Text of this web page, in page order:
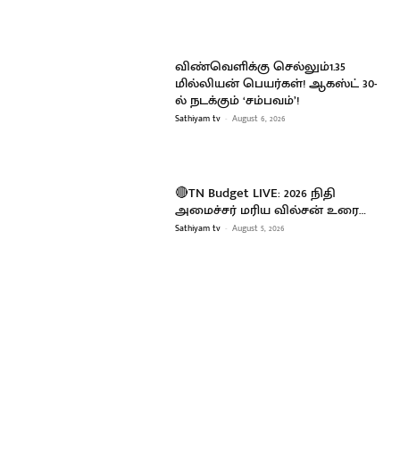
விண்வெளிக்கு செல்லும்1.35
மில்லியன் பெயர்கள்! ஆகஸ்ட் 30-
ல் நடக்கும் ‘சம்பவம்’!
Sathiyam tv - August 6, 2026
🔴TN Budget LIVE: 2026 நிதி
அமைச்சர் மரிய வில்சன் உரை…
Sathiyam tv - August 5, 2026